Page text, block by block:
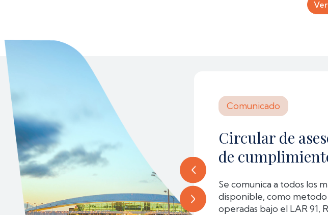
de aeronaves
ha dispuesto un plazo de 90
las matrículas de aeronaves
Comunicado
Circular de
de
Se comunica a todos los
disponible, como
operadas bajo el LAR 91,